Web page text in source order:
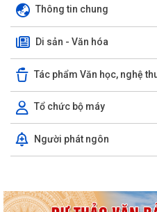
Thông tin chung
Di sản - Văn hóa
Tác phẩm Văn học, nghệ
Tổ chức bộ máy
Người phát ngôn